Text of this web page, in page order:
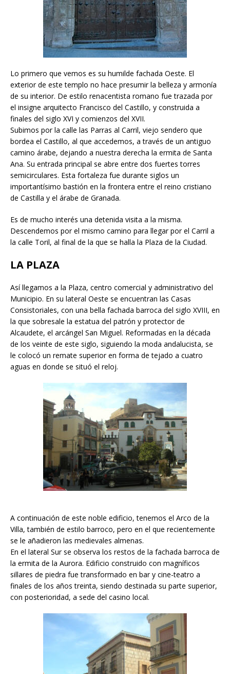
Lo primero que vemos es su humilde fachada Oeste. El
exterior de este templo no hace presumir la belleza y armonía
de su interior. De estilo renacentista romano fue trazada por
el insigne arquitecto Francisco del Castillo, y construida a
finales del siglo XVI y comienzos del XVII.
Subimos por la calle las Parras al Carril, viejo sendero que
bordea el Castillo, al que accedemos, a través de un antiguo
camino árabe, dejando a nuestra derecha la ermita de Santa
Ana. Su entrada principal se abre entre dos fuertes torres
semicirculares. Esta fortaleza fue durante siglos un
importantísimo bastión en la frontera entre el reino cristiano
de Castilla y el árabe de Granada.
Es de mucho interés una detenida visita a la misma.
Descendemos por el mismo camino para llegar por el Carril a
la calle Toril, al final de la que se halla la Plaza de la Ciudad.
LA PLAZA
Así llegamos a la Plaza, centro comercial y administrativo del
Municipio. En su lateral Oeste se encuentran las Casas
Consistoriales, con una bella fachada barroca del siglo XVIII, en
la que sobresale la estatua del patrón y protector de
Alcaudete, el arcángel San Miguel. Reformadas en la década
de los veinte de este siglo, siguiendo la moda andalucista, se
le colocó un remate superior en forma de tejado a cuatro
aguas en donde se situó el reloj.
A continuación de este noble edificio, tenemos el Arco de la
Villa, también de estilo barroco, pero en el que recientemente
se le añadieron las medievales almenas.
En el lateral Sur se observa los restos de la fachada barroca de
la ermita de la Aurora. Edificio construido con magníficos
sillares de piedra fue transformado en bar y cine-teatro a
finales de los años treinta, siendo destinada su parte superior,
con posterioridad, a sede del casino local.